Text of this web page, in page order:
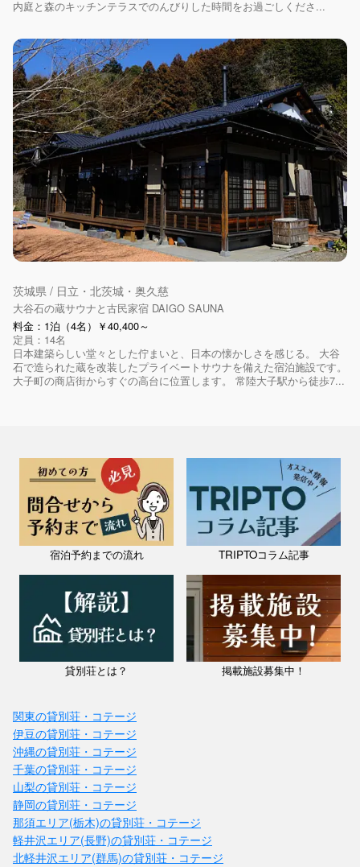
内庭と森のキッチンテラスでのんびりした時間をお過ごしくださ...
茨城県 / 日立・北茨城・奥久慈
大谷石の蔵サウナと古民家宿 DAIGO SAUNA
料金：1泊（4名）￥40,400～
定員：14名
日本建築らしい堂々とした佇まいと、日本の懐かしさを感じる。 大谷
石で造られた蔵を改装したプライベートサウナを備えた宿泊施設です。
大子町の商店街からすぐの高台に位置します。 常陸大子駅から徒歩7...
宿泊予約までの流れ TRIPTOコラム記事
貸別荘とは？ 掲載施設募集中！
関東の貸別荘・コテージ
伊豆の貸別荘・コテージ
沖縄の貸別荘・コテージ
千葉の貸別荘・コテージ
山梨の貸別荘・コテージ
静岡の貸別荘・コテージ
那須エリア(栃木)の貸別荘・コテージ
軽井沢エリア(長野)の貸別荘・コテージ
北軽井沢エリア(群馬)の貸別荘・コテージ